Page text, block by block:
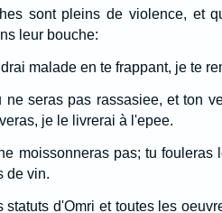
sont pleins de violence, et
leur bouche:
malade en te frappant, je te
ne seras pas rassasiee, et ton
je le livrerai à l'epee.
moissonneras pas; tu
de vin.
statuts d'Omri et toutes les